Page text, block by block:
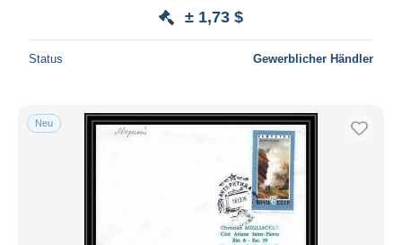
± 1,73 $
Status Gewerblicher Händler
Neu